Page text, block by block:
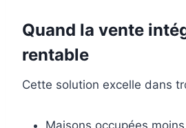
Quand la vente
rentable
Cette solution excelle dans